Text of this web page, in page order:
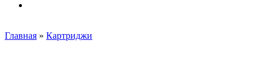
Главная » Картриджи